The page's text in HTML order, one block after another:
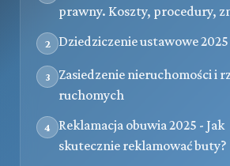
prawny. Koszty, procedury,
2 Dziedziczenie ustawowe 2025
3
Zasiedzenie nieruchomości i
ruchomych
4
Reklamacja obuwia 2025 - Jak
skutecznie reklamować buty?